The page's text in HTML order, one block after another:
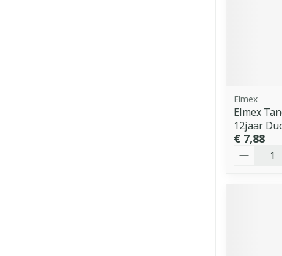
Elmex
Elmex
12jaar
€ 7,88